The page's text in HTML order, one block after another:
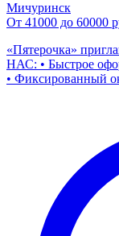
Мичуринск
От 41000 до 60000
«Пятерочка»
НАС: • Быстрое
• Фиксированный